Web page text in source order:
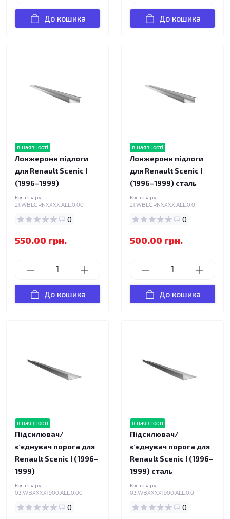
До кошика До кошика
в наявності
Лонжерони підлоги
для Renault Scenic I
(1996–1999)
Код товару:
21.WBLGRNXXXX.ALL.0.00
0
550.00 грн.
До кошика
в наявності
Лонжерони підлоги
для Renault Scenic I
(1996–1999) сталь
Код товару:
21.WBLGRNXXXX.ALL.0.0
0
500.00 грн.
До кошика
в наявності
Підсилювач/
зʼєднувач порога для
Renault Scenic I (1996–
1999)
Код товару:
03.WBXXXX1900.ALL.0.00
0
в наявності
Підсилювач/
зʼєднувач порога для
Renault Scenic I (1996–
1999) сталь
Код товару:
03.WBXXXX1900.ALL.0.0
0